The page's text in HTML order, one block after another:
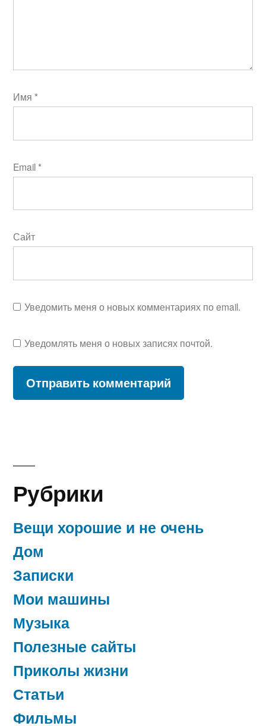
Имя *
Email *
Сайт
Уведомить меня о новых комментариях по email.
Уведомлять меня о новых записях почтой.
Рубрики
Вещи хорошие и не очень
Дом
Записки
Мои машины
Музыка
Полезные сайты
Приколы жизни
Статьи
Фильмы